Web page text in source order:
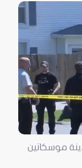
موسكاتين